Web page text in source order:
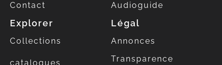
Contact Audioguide
Explorer
Collections
catalogues
Légal
Annonces
Transparence